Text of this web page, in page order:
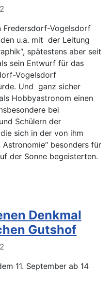
Fredersdorf-Vogelsdorf
u.a. mit der Leitung
spätestens aber seit
sein Entwurf für das
Vogelsdorf
Und ganz sicher
Hobbyastronom einen
bei
Schülern der
sich in der von ihm
besonders für
der Sonne begeisterten.
Denkmal
Gutshof
11. September ab 14